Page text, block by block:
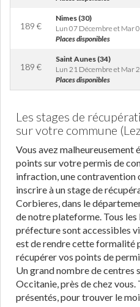
189 €
Nimes (30)
Lun 07 Décembre et Mar
Places disponibles
189 €
Saint Aunes (34)
Lun 21 Décembre et Mar
Places disponibles
Les stages de
sur votre commune
Vous avez malheureusement
points sur votre permis de
infraction, une contravention
inscrire à un stage de
Corbieres, dans le
de notre plateforme. Tous les
préfecture sont accessibles
est de rendre cette formalité
récupérer vos points de
Un grand nombre de centres
Occitanie, près de chez vous.
présentés, pour trouver le